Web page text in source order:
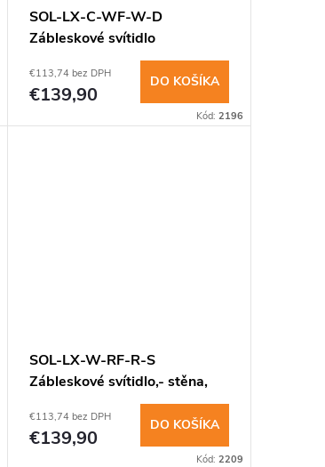
SOL-LX-C-WF-W-D
Zábleskové svítidlo
stropní,bílé světlo,bílý kry
€113,74 bez DPH
€139,90
DO KOŠÍKA
Kód: 2196
SOL-LX-W-RF-R-S
Zábleskové svítidlo,- stěna,
červené světlo,červ
€113,74 bez DPH
€139,90
DO KOŠÍKA
Kód: 2209